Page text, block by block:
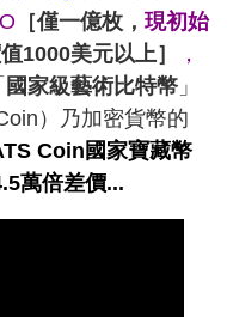
［僅一億枚， 現初始
1000美元以上］
，
國家級藝術比特幣 」
）乃加密貨幣的
Coin國家寶藏幣
萬倍差價...